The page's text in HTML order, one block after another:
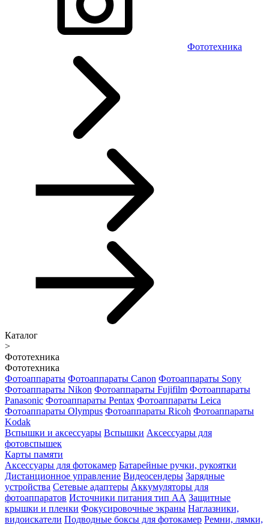
Фототехника
Каталог
>
Фототехника
Фототехника
Фотоаппараты Фотоаппараты Canon Фотоаппараты Sony
Фотоаппараты Nikon Фотоаппараты Fujifilm Фотоаппараты
Panasonic Фотоаппараты Pentax Фотоаппараты Leica
Фотоаппараты Olympus Фотоаппараты Ricoh Фотоаппараты
Kodak
Вспышки и аксессуары Вспышки Аксессуары для
фотовспышек
Карты памяти
Аксессуары для фотокамер Батарейные ручки, рукоятки
Дистанционное управление Видеосендеры Зарядные
устройства Сетевые адаптеры Аккумуляторы для
фотоаппаратов Источники питания тип АА Защитные
крышки и пленки Фокусировочные экраны Наглазники,
видоискатели Подводные боксы для фотокамер Ремни, лямки,